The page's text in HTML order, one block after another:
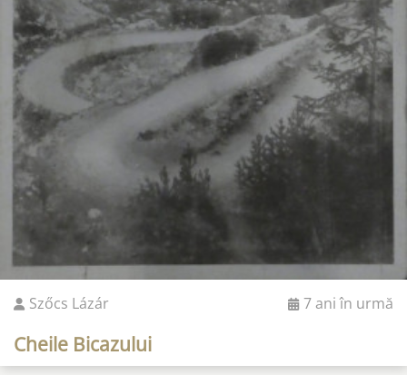
Szőcs Lázár 7 ani în urmă
Cheile Bicazului